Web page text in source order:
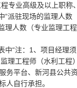
专业高级及以上职称
“派驻现场的监理人数
理人数（专业监理工
“注： 1 、项目经理
理工程师（水利工程
务平台、新河县公
人自行承担。